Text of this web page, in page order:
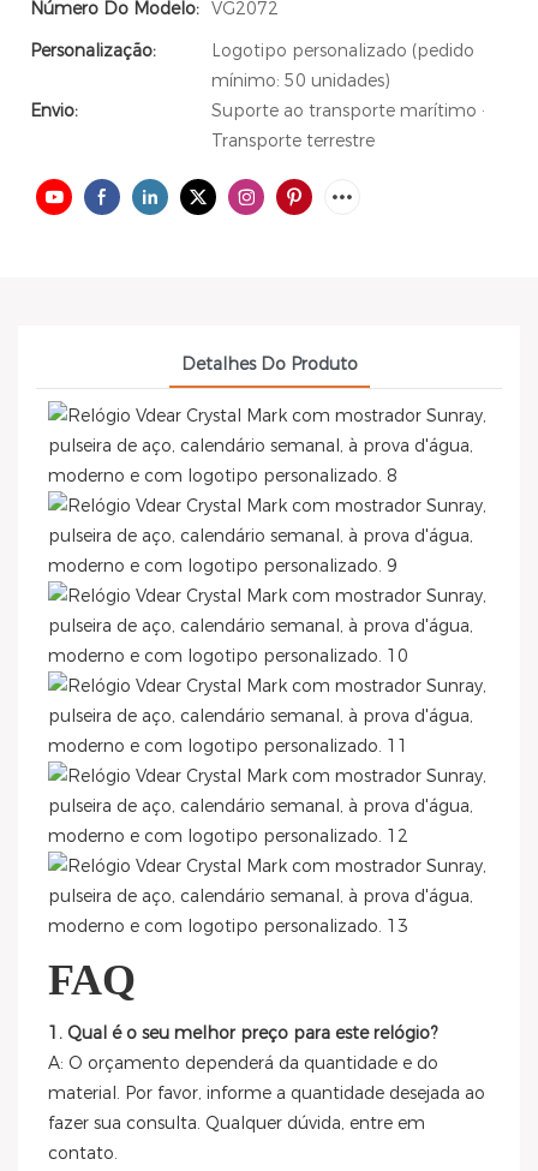
Número Do Modelo: VG2072
Personalização:
Logotipo personalizado (pedido
mínimo: 50 unidades)
Envio:
Suporte ao transporte marítimo ·
Transporte terrestre
Detalhes Do Produto
FAQ
1. Qual é o seu melhor preço para este relógio?
A: O orçamento dependerá da quantidade e do
material. Por favor, informe a quantidade desejada ao
fazer sua consulta. Qualquer dúvida, entre em
contato.